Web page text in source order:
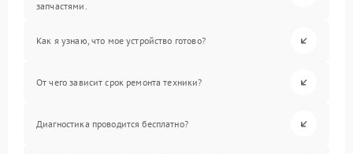
запчастями.
Как я узнаю, что мое устройство готово?
От чего зависит срок ремонта техники?
Диагностика проводится бесплатно?